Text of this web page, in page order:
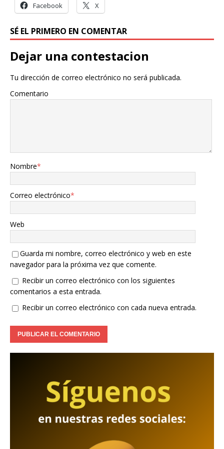
Facebook X
SÉ EL PRIMERO EN COMENTAR
Dejar una contestacion
Tu dirección de correo electrónico no será publicada.
Comentario
Nombre*
Correo electrónico*
Web
Guarda mi nombre, correo electrónico y web en este
navegador para la próxima vez que comente.
Recibir un correo electrónico con los siguientes
comentarios a esta entrada.
Recibir un correo electrónico con cada nueva entrada.